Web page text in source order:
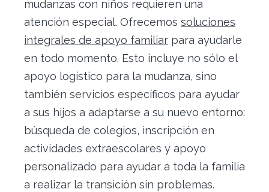
mudanzas con niños requieren una
atención especial. Ofrecemos soluciones
integrales de apoyo familiar para ayudarle
en todo momento. Esto incluye no sólo el
apoyo logístico para la mudanza, sino
también servicios específicos para ayudar
a sus hijos a adaptarse a su nuevo entorno:
búsqueda de colegios, inscripción en
actividades extraescolares y apoyo
personalizado para ayudar a toda la familia
a realizar la transición sin problemas.